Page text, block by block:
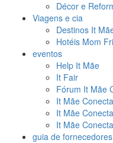
Décor e
Viagens e cia
Destinos It
Hotéis Mom
eventos
Help It Mãe
It Fair
Fórum It Mãe
It Mãe
It Mãe
It Mãe
guia de fornecedores